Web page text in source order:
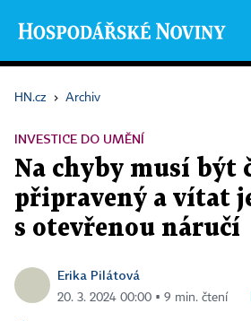
HN.cz › Archiv
INVESTICE DO UMĚNÍ
Na chyby musí být
připravený a vítat
s otevřenou náručí
Erika Pilátová
20. 3. 2024 00:00 ▪ 9 min. čtení